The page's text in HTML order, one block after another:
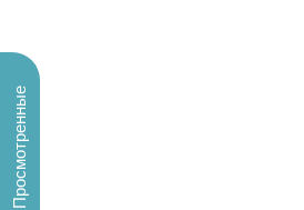
Просмотренные